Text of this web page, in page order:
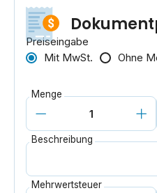
Preiseingabe
Mit MwSt.
Ohne
Menge
Beschreibung
Mehrwertsteuer